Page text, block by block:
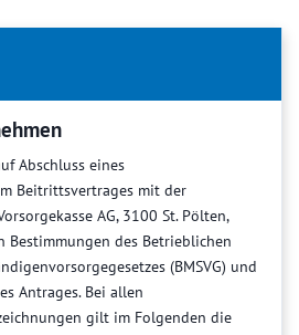
Abschluss eines
Beitrittsvertrages mit der
AG, 3100 St. Pölten,
Bestimmungen des Betrieblichen
(BMSVG) und
Antrages. Bei allen
gilt im Folgenden die